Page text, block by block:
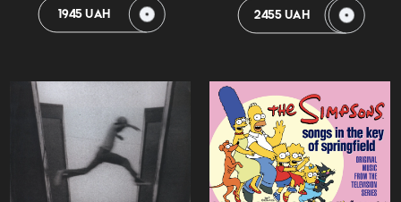
1945 UAH 2455 UAH